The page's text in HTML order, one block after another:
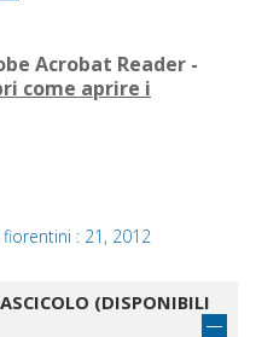
Acrobat Reader -
come aprire i
: 21, 2012
(DISPONIBILI